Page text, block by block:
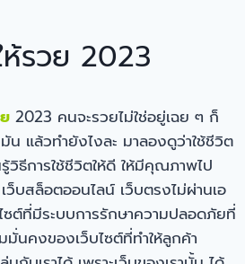
ห้รวย 2023
2023 คนจะรวยไม่ใช่อยู่เฉย ๆ ก็
แล้วทำยังไงละ มาลองดูว่าใช้ชีวิต
วิธีการใช้ชีวิตให้ดี ให้มีคุณภาพไป
เว็บสล็อตออนไลน์ เว็บตรงไม่ผ่านเอ
ซต์ที่มีระบบการรักษาความปลอดภัยที่
นคงของเว็บไซต์ที่ทำให้ลูกค้า